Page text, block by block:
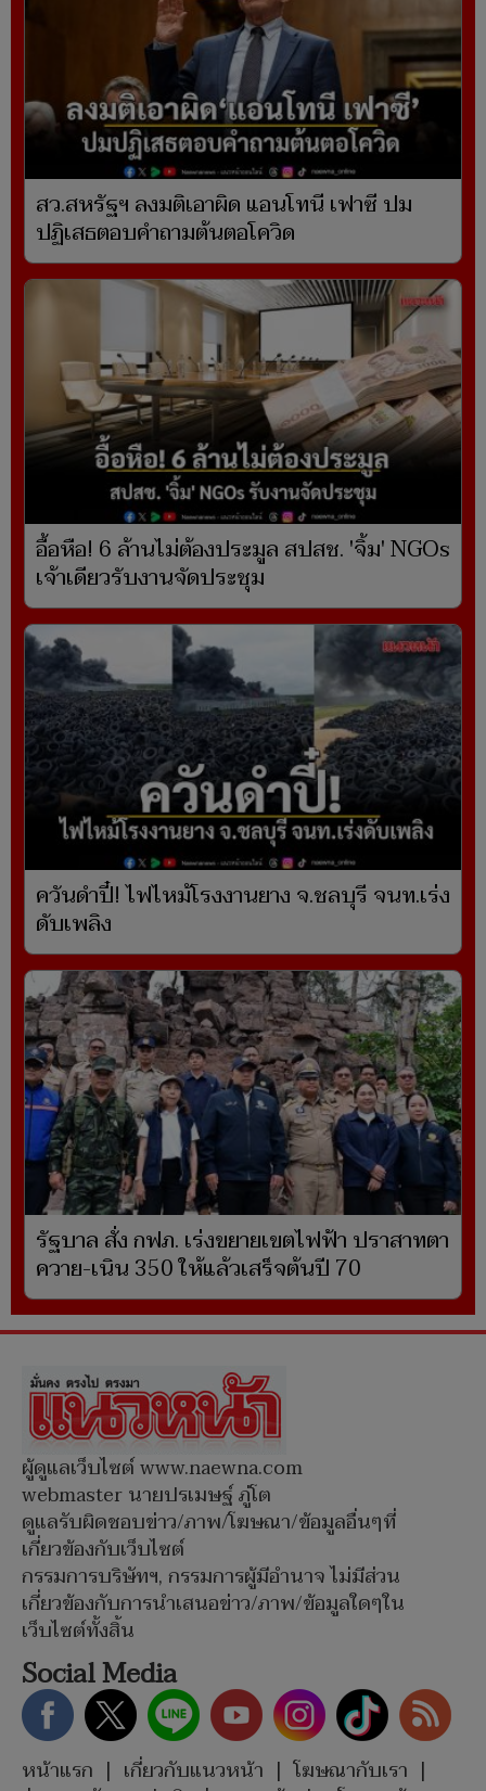
สว.สหรัฐฯ ลงมติเอาผิด แอนโทนี เฟาซี ปม
ปฏิเสธตอบคำถามต้นตอโควิด
อื้อหือ! 6 ล้านไม่ต้องประมูล สปสช. 'จิ้ม' NGOs
เจ้าเดียวรับงานจัดประชุม
ควันดำปี๋! ไฟไหม้โรงงานยาง จ.ชลบุรี จนท.เร่ง
ดับเพลิง
รัฐบาล สั่ง กฟภ. เร่งขยายเขตไฟฟ้า ปราสาทตา
ควาย-เนิน 350 ให้แล้วเสร็จต้นปี 70
ผู้ดูแลเว็บไซต์ www.naewna.com
webmaster นายปรเมษฐ์ ภู่โต
ดูแลรับผิดชอบข่าว/ภาพ/โฆษณา/ข้อมูลอื่นๆที่
เกี่ยวข้องกับเว็บไซต์
กรรมการบริษัทฯ, กรรมการผู้มีอำนาจ ไม่มีส่วน
เกี่ยวข้องกับการนำเสนอข่าว/ภาพ/ข้อมูลใดๆใน
เว็บไซต์ทั้งสิ้น
Social Media
หน้าแรก | เกี่ยวกับแนวหน้า | โฆษณากับเรา |